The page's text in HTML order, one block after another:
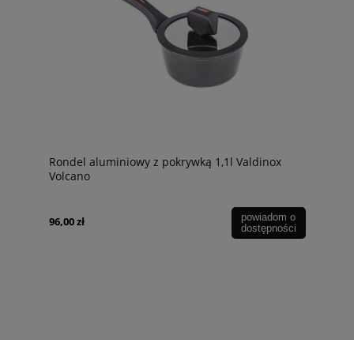
Rondel aluminiowy z pokrywką 1,1l Valdinox
Volcano
96,00 zł
powiadom o
dostępności